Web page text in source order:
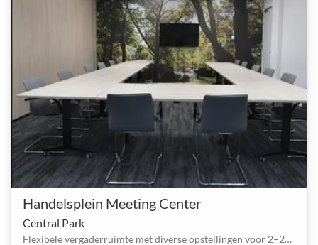
Handelsplein Meeting Center
Central Park
Flexibele vergaderruimte met diverse opstellingen voor 2–25 personen